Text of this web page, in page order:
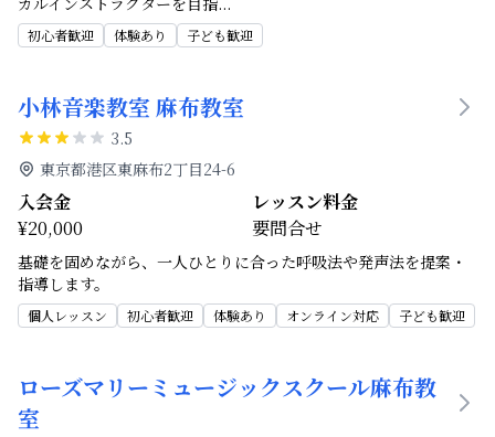
初心者歓迎 体験あり 子ども歓迎
小林音楽教室 麻布教室
3.5
東京都港区東麻布2丁目24-6
入会金
¥20,000
レッスン料金
要問合せ
基礎を固めながら、一人ひとりに合った呼吸法や発声法を提案・
指導します。
個人レッスン 初心者歓迎 体験あり オンライン対応 子ども歓迎
ローズマリーミュージックスクール麻布教
室